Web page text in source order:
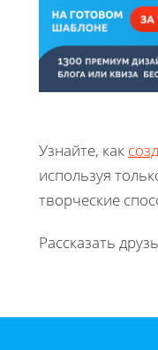
Узнайте, как
используя
творческие
Рассказать